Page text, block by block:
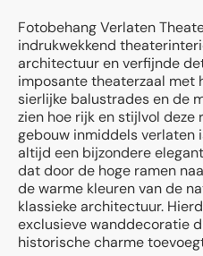
Fotobehang Verlaten
indrukwekkend
architectuur en verfijnde
imposante theaterzaal met
sierlijke balustrades en de
zien hoe rijk en stijlvol deze
gebouw inmiddels verlaten
altijd een bijzondere
dat door de hoge ramen
de warme kleuren van de
klassieke architectuur.
exclusieve wanddecoratie
historische charme